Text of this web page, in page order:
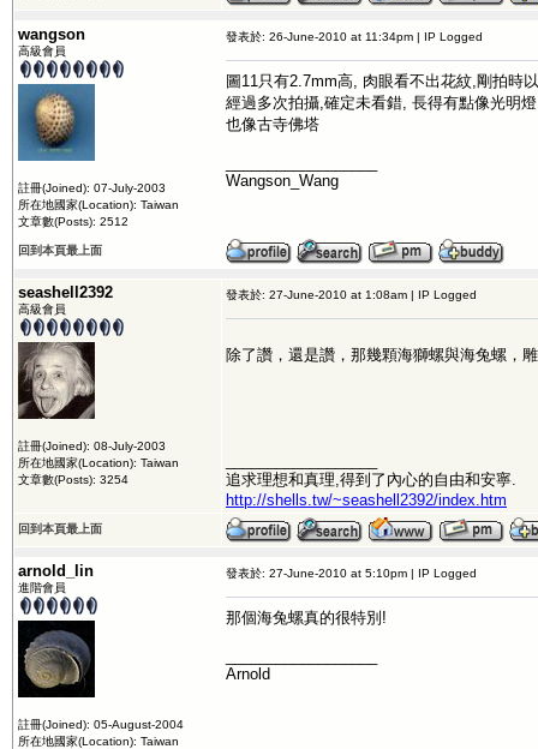
wangson
高級會員
註冊(Joined): 07-July-2003
所在地國家(Location): Taiwan
文章數(Posts): 2512
發表於: 26-June-2010 at 11:34pm | IP Logged
圖11只有2.7mm高, 肉眼看不出花紋,剛拍時
經過多次拍攝,確定未看錯, 長得有點像光明燈
也像古寺佛塔
Wangson_Wang
回到本頁最上面
seashell2392
高級會員
註冊(Joined): 08-July-2003
所在地國家(Location): Taiwan
文章數(Posts): 3254
發表於: 27-June-2010 at 1:08am | IP Logged
除了讚，還是讚，那幾顆海獅螺與海兔螺，
追求理想和真理,得到了內心的自由和安寧.
http://shells.tw/~seashell2392/index.htm
回到本頁最上面
arnold_lin
進階會員
註冊(Joined): 05-August-2004
所在地國家(Location): Taiwan
發表於: 27-June-2010 at 5:10pm | IP Logged
那個海兔螺真的很特別!
Arnold